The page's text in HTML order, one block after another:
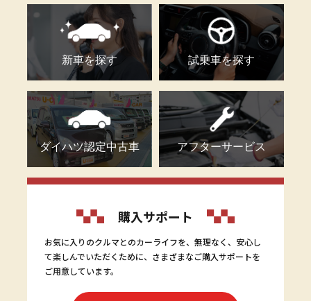
新車を探す 試乗車を探す
ダイハツ認定中古車 アフターサービス
購入サポート
お気に入りのクルマとのカーライフを、無理なく、安心し
て楽しんでいただくために、さまざまなご購入サポートを
ご用意しています。